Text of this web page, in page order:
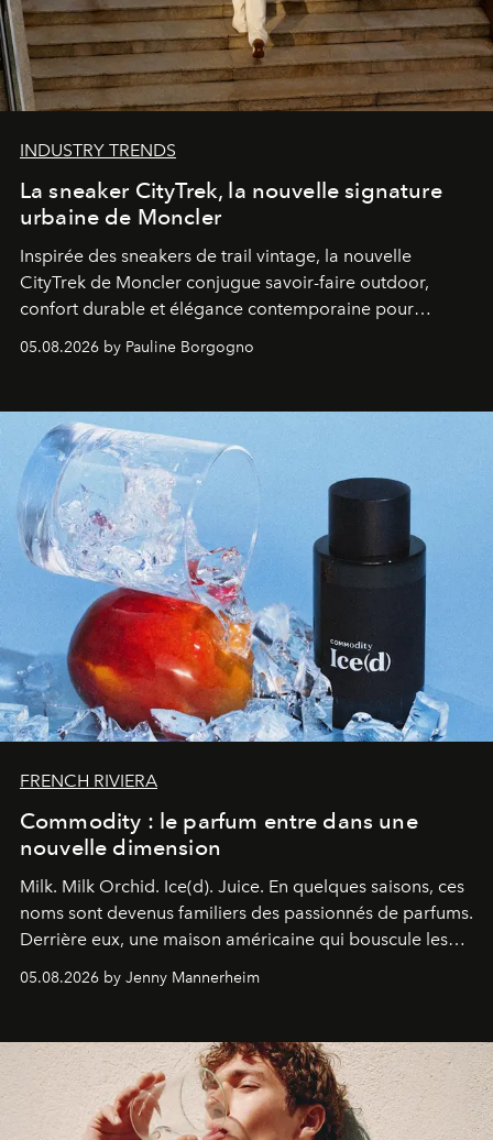
INDUSTRY TRENDS
La sneaker CityTrek, la nouvelle signature
urbaine de Moncler
Inspirée des sneakers de trail vintage, la nouvelle
CityTrek de Moncler conjugue savoir-faire outdoor,
confort durable et élégance contemporaine pour
accompagner les explorations du quotidien.
05.08.2026 by Pauline Borgogno
FRENCH RIVIERA
Commodity : le parfum entre dans une
nouvelle dimension
Milk. Milk Orchid. Ice(d). Juice. En quelques saisons, ces
noms sont devenus familiers des passionnés de parfums.
Derrière eux, une maison américaine qui bouscule les
codes de la parfumerie contemporaine en proposant
une approche aussi intuitive que personnelle :
05.08.2026 by Jenny Mannerheim